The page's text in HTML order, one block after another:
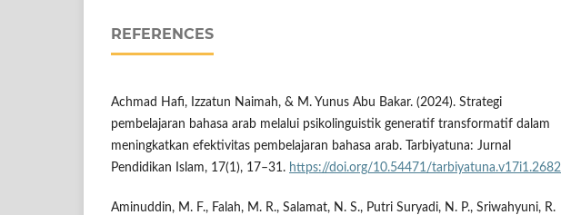
REFERENCES
Achmad Hafi, Izzatun Naimah, & M. Yunus Abu Bakar. (2024). Strategi
pembelajaran bahasa arab melalui psikolinguistik generatif transformatif dalam
meningkatkan efektivitas pembelajaran bahasa arab. Tarbiyatuna: Jurnal
Pendidikan Islam, 17(1), 17–31. https://doi.org/10.54471/tarbiyatuna.v17i1.2682
Aminuddin, M. F., Falah, M. R., Salamat, N. S., Putri Suryadi, N. P., Sriwahyuni, R.